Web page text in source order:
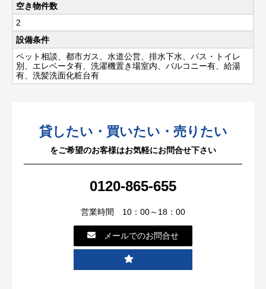
空き物件数
2
設備条件
ペット相談、都市ガス、水道公営、排水下水、バス・トイレ
別、エレベータ有、洗濯機置き場室内、バルコニー有、給湯
有、洗髪洗面化粧台有
貸したい・買いたい・売りたい
をご希望のお客様はお気軽にお問合せ下さい
0120-865-655
営業時間 10：00～18：00
メールでのお問合せ